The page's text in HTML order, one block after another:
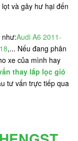
và gây hư hại đến
như:Audi A6 2011-
,... Nếu đang phân
xe của mình hay
thay lắp lọc gió
tư vấn trực tiếp qua